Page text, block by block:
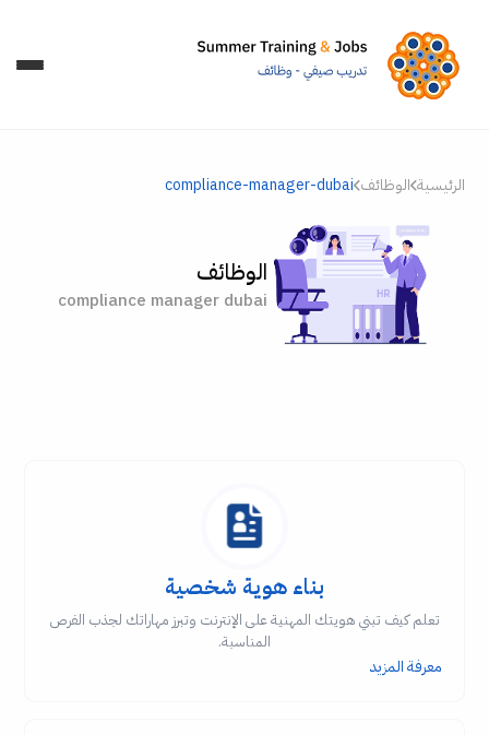
الرئيسية الوظائف compliance-manager-dubai
الوظائف
compliance manager dubai
بناء هوية شخصية
تعلم كيف تبني هويتك المهنية على الإنترنت وتبرز مهاراتك لجذب الفرص
المناسبة.
معرفة المزيد